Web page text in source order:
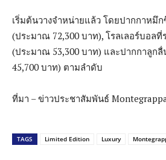
เริ่มต้นวางจำหน่ายแล้ว โดยปากกาหมึ
(ประมาณ 72,300 บาท), โรลเลอร์บอลที่
(ประมาณ 53,300 บาท) และปากกาลูก
45,700 บาท) ตามลำดับ
ที่มา – ข่าวประชาสัมพันธ์
TAGS Limited Edition Luxury